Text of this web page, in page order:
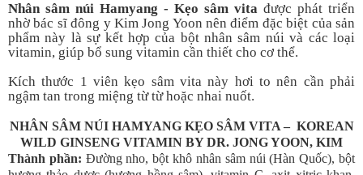
Nhân sâm núi Hamyang - Kẹo sâm vita được phát triển
nhờ bác sĩ đông y Kim Jong Yoon nên điểm đặc biệt của sản
phẩm này là sự kết hợp của bột nhân sâm núi và các loại
vitamin, giúp bổ sung vitamin cần thiết cho cơ thể.
Kích thước 1 viên kẹo sâm vita này hơi to nên cần phải
ngậm tan trong miệng từ từ hoặc nhai nuốt.
NHÂN SÂM NÚI HAMYANG KẸO SÂM VITA– KOREAN
WILD GINSENG VITAMIN BY DR. JONG YOON, KIM
Thành phần: Đường nho, bột khô nhân sâm núi (Hàn Quốc), bột